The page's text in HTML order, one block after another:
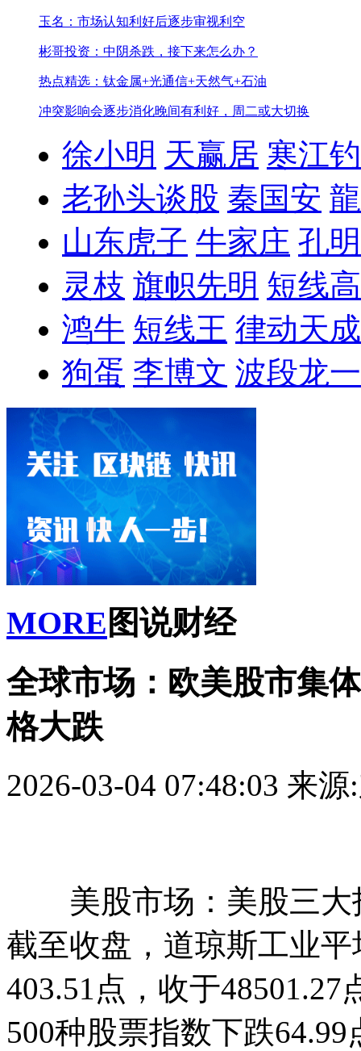
玉名：市场认知利好后逐步审视利空
彬哥投资：中阴杀跌，接下来怎么办？
热点精选：钛金属+光通信+天然气+石油
冲突影响会逐步消化晚间有利好，周二或大切换
徐小明 天赢居 寒江
老孙头谈股 秦国安
山东虎子 牛家庄 孔
灵枝 旗帜先明 短线
鸿牛 短线王 律动天成
狗蛋 李博文 波段龙一
MORE 图说财经
全球市场：欧美股市集
格大跌
2026-03-04 07:48:03 来源
美股市场：美股三大
截至收盘，道琼斯工业
403.51点，收于
500种股票指数下跌